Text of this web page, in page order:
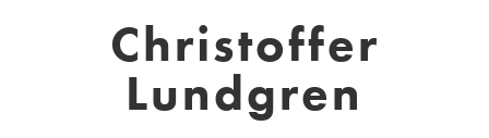
Christoffer
Lundgren